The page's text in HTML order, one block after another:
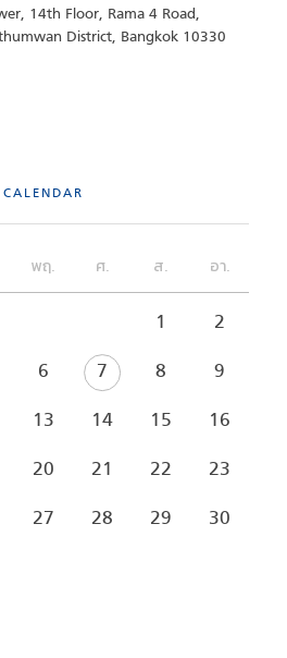
14th Floor, Rama 4 Road,
District, Bangkok 10330
CALENDAR
พฤ. ศ. ส. อา.
1 2
6 7 8 9
13 14 15 16
20 21 22 23
27 28 29 30